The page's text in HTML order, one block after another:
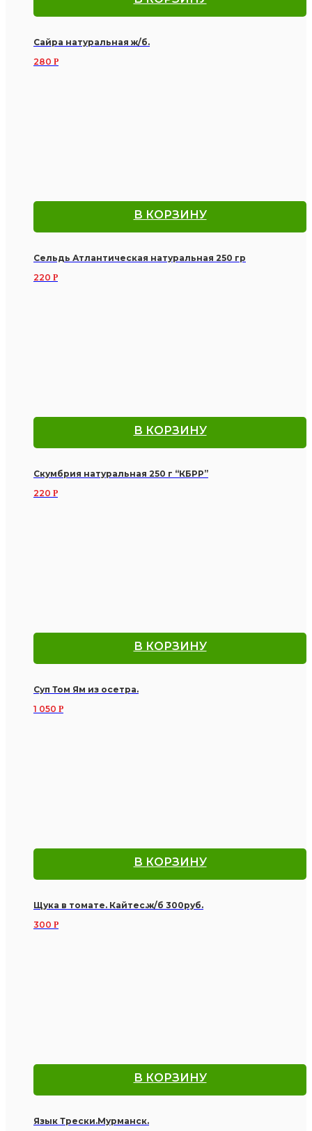
Сайра натуральная ж/б.
280 Р
В КОРЗИНУ
Сельдь Атлантическая натуральная 250 гр
220 Р
В КОРЗИНУ
Скумбрия натуральная 250 г “КБРР”
220 Р
В КОРЗИНУ
Суп Том Ям из осетра.
1 050 Р
В КОРЗИНУ
Щука в томате. Кайтес.ж/б 300руб.
300 Р
В КОРЗИНУ
Язык Трески.Мурманск.